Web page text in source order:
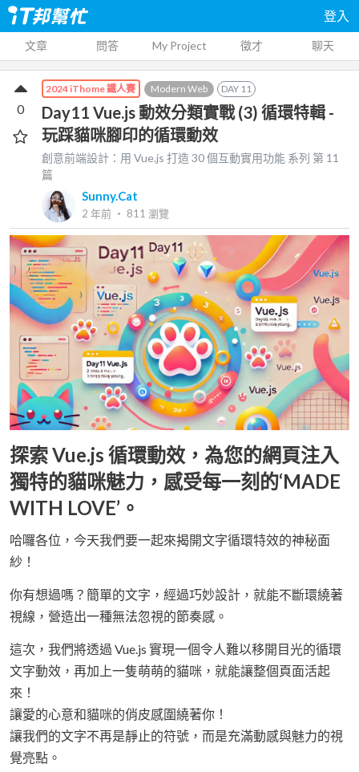
登入
文章 問答 My Project 徵才 聊天
2024 iThome 鐵人賽 Modern Web DAY 11
Day11 Vue.js 動效分類實戰 (3) 循環特輯 -
玩踩貓咪腳印的循環動效
創意前端設計：用 Vue.js 打造 30 個互動實用功能 系列 第 11
篇
Sunny.Cat
2 年前 ‧ 811 瀏覽
0
探索 Vue.js 循環動效，為您的網頁注入
獨特的貓咪魅力，感受每一刻的‘MADE
WITH LOVE’。
哈囉各位，今天我們要一起來揭開文字循環特效的神秘面
紗！
你有想過嗎？簡單的文字，經過巧妙設計，就能不斷環繞著
視線，營造出一種無法忽視的節奏感。
這次，我們將透過 Vue.js 實現一個令人難以移開目光的循環
文字動效，再加上一隻萌萌的貓咪，就能讓整個頁面活起
來！
讓愛的心意和貓咪的俏皮感圍繞著你！
讓我們的文字不再是靜止的符號，而是充滿動感與魅力的視
覺亮點。